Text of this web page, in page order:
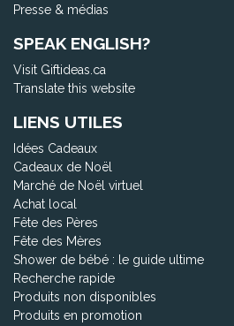
Presse & médias
SPEAK ENGLISH?
Visit Giftideas.ca
Translate this website
LIENS UTILES
Idées Cadeaux
Cadeaux de Noël
Marché de Noël virtuel
Achat local
Fête des Pères
Fête des Mères
Shower de bébé : le guide ultime
Recherche rapide
Produits non disponibles
Produits en promotion